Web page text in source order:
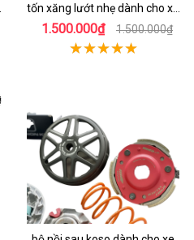
tốn xăng lướt nhẹ dành cho xe
honda AIrblade 150
1.500.000₫ 1.500.000₫